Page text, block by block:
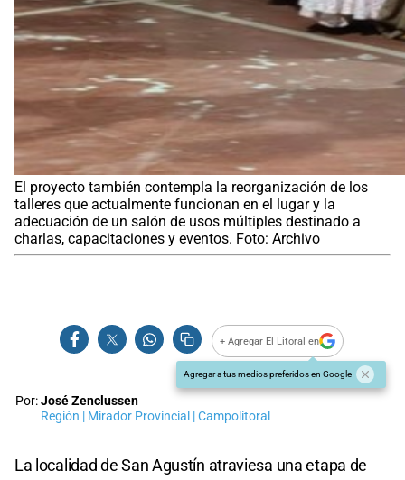
El proyecto también contempla la reorganización de los
talleres que actualmente funcionan en el lugar y la
adecuación de un salón de usos múltiples destinado a
charlas, capacitaciones y eventos. Foto: Archivo
+ Agregar El Litoral en
Agregar a tus medios preferidos en Google
Por:José Zenclussen
Región | Mirador Provincial | Campolitoral
La localidad de San Agustín atraviesa una etapa de